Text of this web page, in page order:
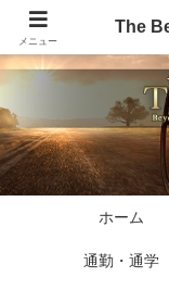
ホーム
通勤・通学
メニュー
The